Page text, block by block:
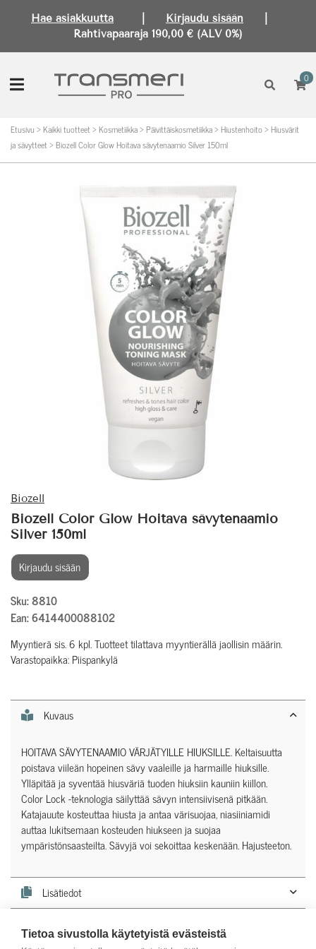
Tietoa sivustolla käytetyistä evästeistä
Hae asiakkuutta Kirjaudu sisään
Rahtivapaaraja 190,00 € (ALV 0%)
0
Etusivu >Kaikki tuotteet>Kosmetiikka>Päivittäiskosmetiikka>Hiustenhoito>Hiusvärit
ja sävytteet>Biozell Color Glow Hoitava sävytenaamio Silver 150ml
Biozell
Biozell Color Glow Hoitava sävytenaamio
Silver 150ml
Kirjaudu sisään
Sku: 8810
Ean: 6414400088102
Myyntierä sis. 6 kpl. Tuotteet tilattava myyntierällä jaollisin määrin.
Varastopaikka: Piispankylä
Kuvaus
HOITAVA SÄVYTENAAMIO VÄRJÄTYILLE HIUKSILLE. Keltaisuutta
poistava viileän hopeinen sävy vaaleille ja harmaille hiuksille.
Ylläpitää ja syventää hiusväriä tuoden hiuksiin kauniin kiillon.
Color Lock -teknologia säilyttää sävyn intensiivisenä pitkään.
Katajauute kosteuttaa hiusta ja antaa värisuojaa, niasiiniamidi
auttaa lukitsemaan kosteuden hiukseen ja suojaa
ympäristönsaasteilta. Sävyjä voi sekoittaa keskenään. Hajusteeton.
Lisätiedot